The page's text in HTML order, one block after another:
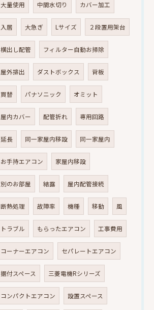
大量使用 中間水切り カバー加工
入居 大急ぎ Lサイズ ２段置用架台
横出し配管 フィルター自動お掃除
屋外排出 ダストボックス 背板
買替 パナソニック オミット
屋内カバー 配管折れ 専用回路
延長 同一家屋内移設 同一家屋内
お手持エアコン 家屋内移設
別のお部屋 結露 屋内配管接続
断熱処理 故障率 機種 移動 風
トラブル もらったエアコン 工事費用
コーナーエアコン セパレートエアコン
据付スペース 三菱電機Rシリーズ
コンパクトエアコン 設置スペース